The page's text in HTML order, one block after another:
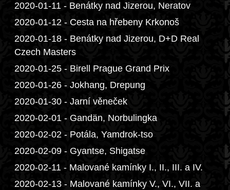
2020-01-11 - Benátky nad Jizerou, Neratov
2020-01-12 - Cesta na hřebeny Krkonoš
2020-01-18 - Benátky nad Jizerou, D+D Real
Czech Masters
2020-01-25 - Birell Prague Grand Prix
2020-01-26 - Jokhang, Drepung
2020-01-30 - Jarní věneček
2020-02-01 - Gandän, Norbulingka
2020-02-02 - Potála, Yamdrok-tso
2020-02-09 - Gyantse, Shigatse
2020-02-11 - Malované kamínky I., II., III. a IV.
2020-02-13 - Malované kamínky V., VI., VII. a